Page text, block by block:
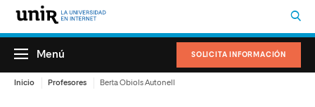
SOLICITA INFORMACIÓN
Menú
Inicio Profesores Berta Obiols Autonell